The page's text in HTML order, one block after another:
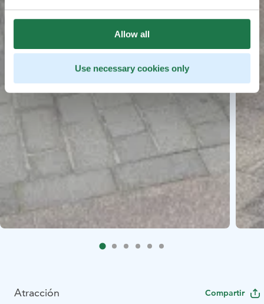
Allow all
Use necessary cookies only
Atracción Compartir